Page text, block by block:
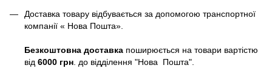
Доставка товару відбувається за допомогою транспортної
компанії « Нова Пошта».
Безкоштовна доставка поширюється на товари вартістю
від 6000 грн. до відділення "Нова Пошта".